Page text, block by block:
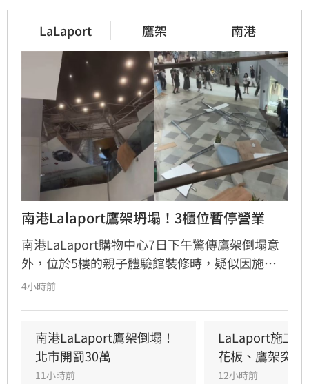
LaLaport 鷹架 南港
南港Lalaport鷹架坍塌！3櫃位暫停營業
南港LaLaport購物中心7日下午驚傳鷹架倒塌意
外，位於5樓的親子體驗館裝修時，疑似因施工
未固定妥當，導致鷹架與天花板崩落，現場粉塵
3樓部分櫃位暫停營業，其餘區域則維持正常運
作，目前相關單位正積極介入調查，以確保商場
消費安全。
4小時前
南港LaLaport鷹架倒塌！
北市開罰30萬
11小時前
LaLaport施工
花板、鷹架突掉
12小時前